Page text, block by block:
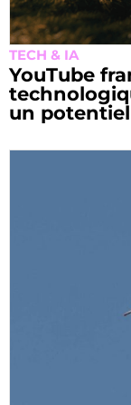
TECH & IA
YouTube
un